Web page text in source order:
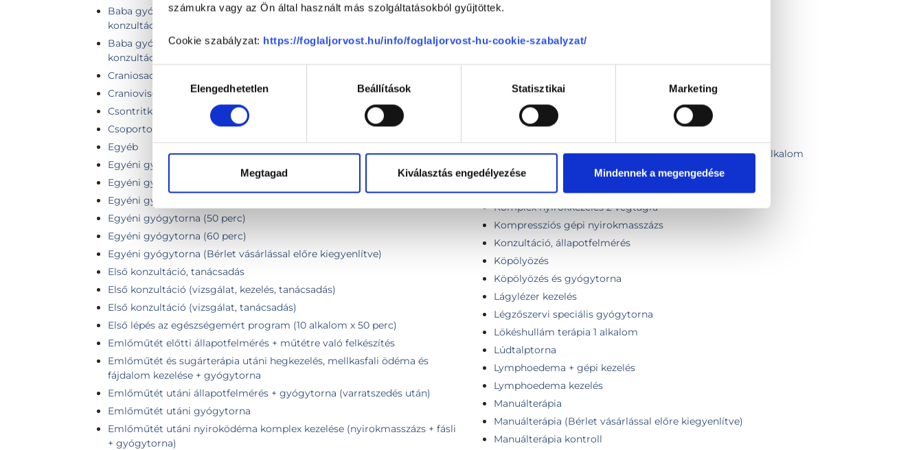
számukra vagy az Ön által használt más szolgáltatásokból gyűjtöttek.
Cookie szabályzat: https://foglaljorvost.hu/info/foglaljorvost-hu-cookie-szabalyzat/
Hozzájárulás
kiválasztásaElengedhetetlen Beállítások Statisztikai Marketing
Megtagad Kiválasztás engedélyezése Mindennek a megengedése
Baba gyógytorna vizsgálat-tanácsadás (első alkalom) - Online
konzultáció
Baba gyógytorna vizsgálat-tanácsadás (első alkalom) - Személyes
konzultáció
Craniosacralis kezelés
Craniovisceralis kezelés
Csontritkulást karbantartó osteoporosis torna
Csoportos torna
Egyéb
Egyéni gyógytorna
Egyéni gyógytorna (30 perc)
Egyéni gyógytorna (45 perc)
Egyéni gyógytorna (50 perc)
Egyéni gyógytorna (60 perc)
Egyéni gyógytorna (Bérlet vásárlással előre kiegyenlítve)
Első konzultáció, tanácsadás
Első konzultáció (vizsgálat, kezelés, tanácsadás)
Első konzultáció (vizsgálat, tanácsadás)
Első lépés az egészségemért program (10 alkalom x 50 perc)
Emlőműtét előtti állapotfelmérés + műtétre való felkészítés
Emlőműtét és sugárterápia utáni hegkezelés, mellkasfali ödéma és
fájdalom kezelése + gyógytorna
Emlőműtét utáni állapotfelmérés + gyógytorna (varratszedés után)
Emlőműtét utáni gyógytorna
Emlőműtét utáni nyiroködéma komplex kezelése (nyirokmasszázs + fásli
+ gyógytorna)
Kombinált gyógytorna IASTM kezeléssel
Kombinált nyirokkezelés (kézi + gépi)
Komplex gerincterápia (10 alkalom x 50 perc)
Komplex gyógytorna
Komplex légzési rehabilitációs fizikoterápia kontroll
Komplex manuális és gyógytorna kezelés - egyéni - első alkalom
Komplex mozgásszervi felmérés
Komplex nyirokkezelés 1 végtagra / törzsre
Komplex nyirokkezelés 2 végtagra
Kompressziós gépi nyirokmasszázs
Konzultáció, állapotfelmérés
Köpölyözés
Köpölyözés és gyógytorna
Lágylézer kezelés
Légzőszervi speciális gyógytorna
Lökéshullám terápia 1 alkalom
Lúdtalptorna
Lymphoedema + gépi kezelés
Lymphoedema kezelés
Manuálterápia
Manuálterápia (Bérlet vásárlással előre kiegyenlítve)
Manuálterápia kontroll